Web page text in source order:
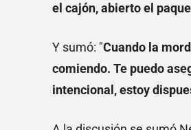
el cajón, abierto el
Y sumó: "Cuando la
comiendo. Te puedo
intencional, estoy